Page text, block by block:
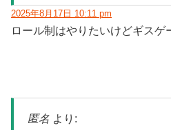
2025年8月17日 10:11 pm
ロール制はやりたいけどギスゲ
匿名 より: